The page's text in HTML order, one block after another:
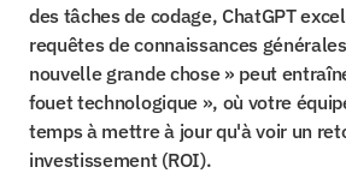
des tâches de codage, ChatGPT
requêtes de connaissances
nouvelle grande chose » peut
fouet technologique », où votre
temps à mettre à jour qu'à voir un
investissement (ROI).